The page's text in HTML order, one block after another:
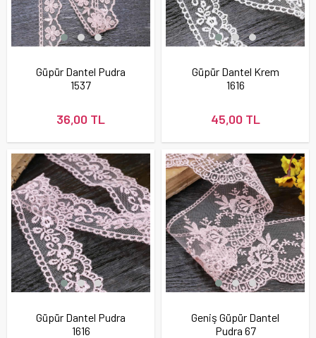
Güpür Dantel Pudra
1537
36,00 TL
Güpür Dantel Krem
1616
45,00 TL
Güpür Dantel Pudra
1616
Geniş Güpür Dantel
Pudra 67